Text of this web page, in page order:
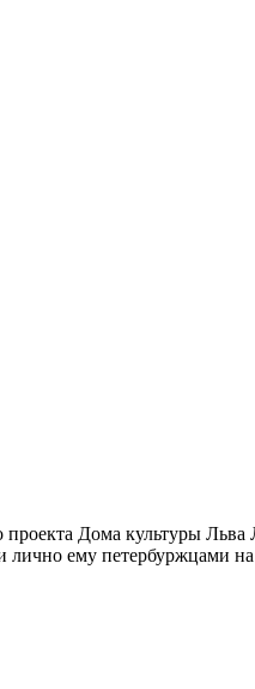
проекта Дома культуры
ему петербуржцами